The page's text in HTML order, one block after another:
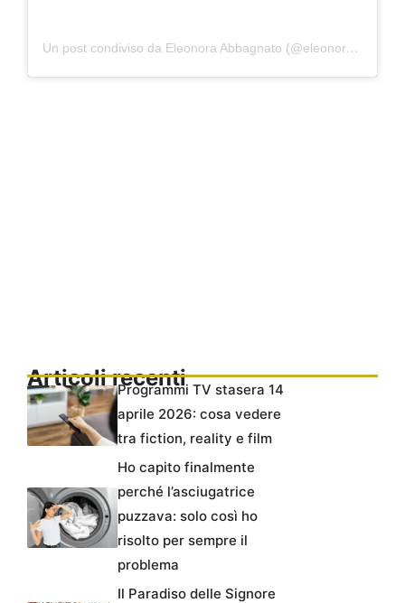
Un post condiviso da Eleonora Abbagnato (@eleonoraabbagnatoofficial)
Articoli recentiProgrammi TV stasera 14
aprile 2026: cosa vedere
tra fiction, reality e film
Ho capito finalmente
perché l’asciugatrice
puzzava: solo così ho
risolto per sempre il
problema
Il Paradiso delle Signore